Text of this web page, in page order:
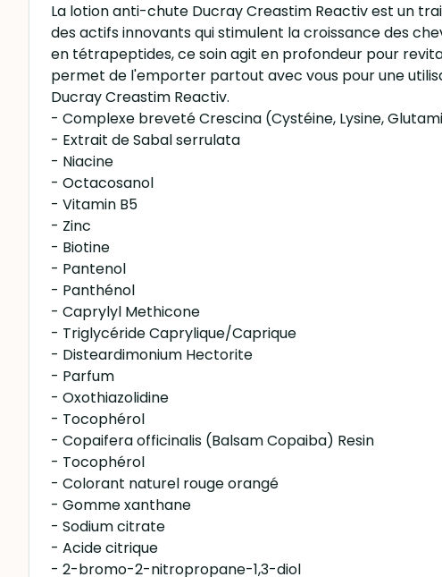
La lotion anti-chute Ducray Creastim Reactiv est un
des actifs innovants qui stimulent la croissance des
en tétrapeptides, ce soin agit en profondeur pour
permet de l'emporter partout avec vous pour une
Ducray Creastim Reactiv.
- Complexe breveté Crescina (Cystéine, Lysine,
- Extrait de Sabal serrulata
- Niacine
- Octacosanol
- Vitamin B5
- Zinc
- Biotine
- Pantenol
- Panthénol
- Caprylyl Methicone
- Triglycéride Caprylique/Caprique
- Disteardimonium Hectorite
- Parfum
- Oxothiazolidine
- Tocophérol
- Copaifera officinalis (Balsam Copaiba) Resin
- Tocophérol
- Colorant naturel rouge orangé
- Gomme xanthane
- Sodium citrate
- Acide citrique
- 2-bromo-2-nitropropane-1,3-diol